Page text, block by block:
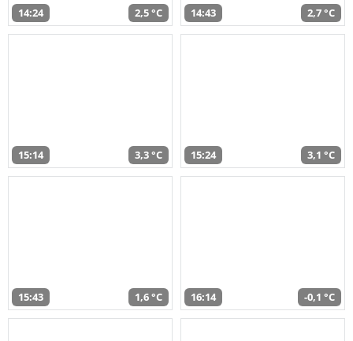
14:24 2,5 °C 14:43 2,7 °C
15:14 3,3 °C 15:24 3,1 °C
15:43 1,6 °C 16:14 -0,1 °C